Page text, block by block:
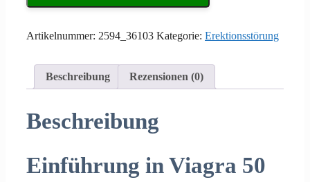
Artikelnummer: 2594_36103 Kategorie: Erektionsstörung
Beschreibung Rezensionen (0)
Beschreibung
Einführung in Viagra 50